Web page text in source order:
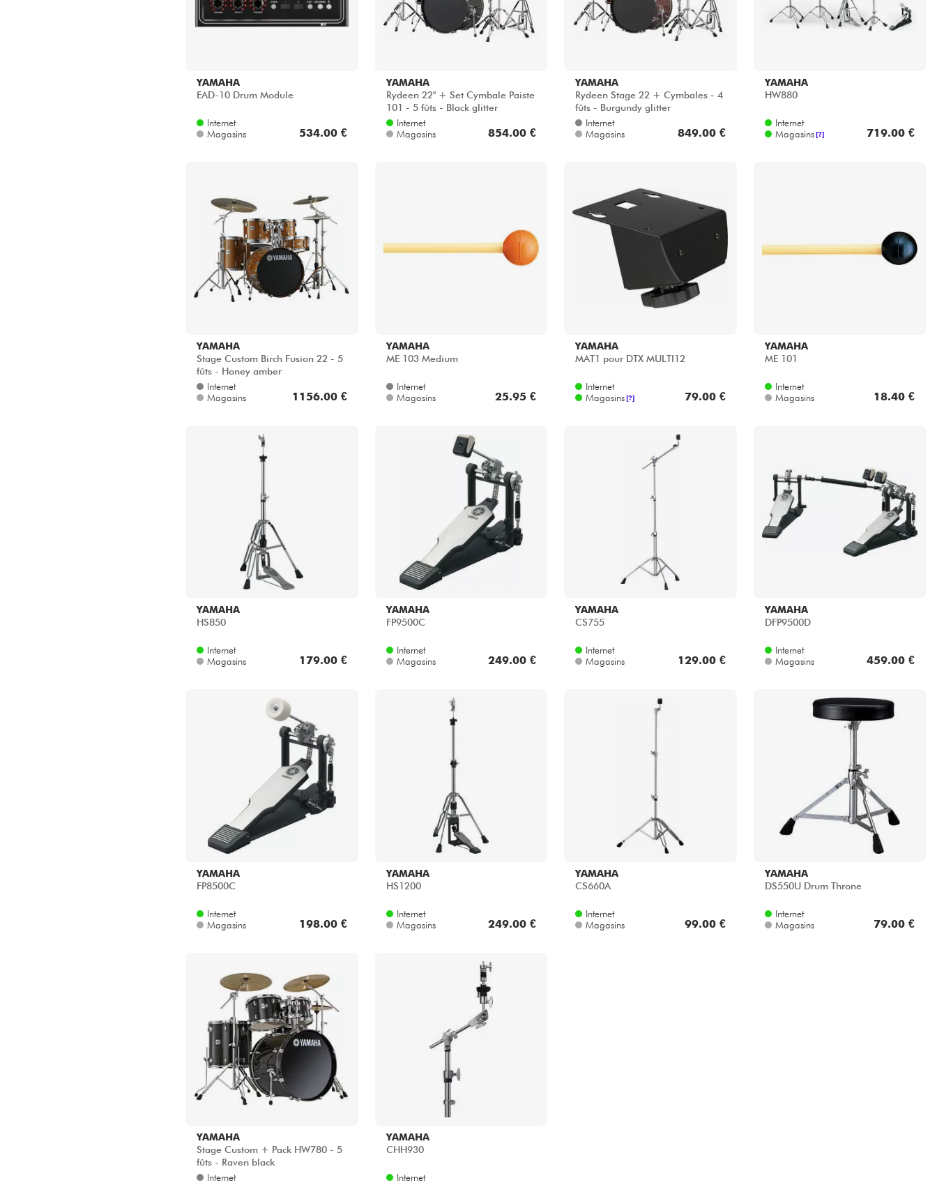
YAMAHA
EAD-10 Drum Module
Internet
Magasins
534.00 €
YAMAHA
Rydeen 22'' + Set Cymbale Paiste
101 - 5 fûts - Black glitter
Internet
Magasins
854.00 €
YAMAHA
Rydeen Stage 22 + Cymbales - 4
fûts - Burgundy glitter
Internet
Magasins
849.00 €
YAMAHA
HW880
Internet
Magasins [?] 719.00 €
YAMAHA
Stage Custom Birch Fusion 22 - 5
fûts - Honey amber
Internet
Magasins
1156.00 €
YAMAHA
ME 103 Medium
Internet
Magasins
25.95 €
YAMAHA
MAT1 pour DTX MULTI12
Internet
Magasins[?] 79.00 €
YAMAHA
ME 101
Internet
Magasins
18.40 €
YAMAHA
HS850
Internet
Magasins
179.00 €
YAMAHA
FP9500C
Internet
Magasins
249.00 €
YAMAHA
CS755
Internet
Magasins
129.00 €
YAMAHA
DFP9500D
Internet
Magasins
459.00 €
YAMAHA
FP8500C
Internet
Magasins
198.00 €
YAMAHA
HS1200
Internet
Magasins
249.00 €
YAMAHA
CS660A
Internet
Magasins
99.00 €
YAMAHA
DS550U Drum Throne
Internet
Magasins
79.00 €
YAMAHA
Stage Custom + Pack HW780 - 5
fûts - Raven black
Internet
YAMAHA
CHH930
Internet